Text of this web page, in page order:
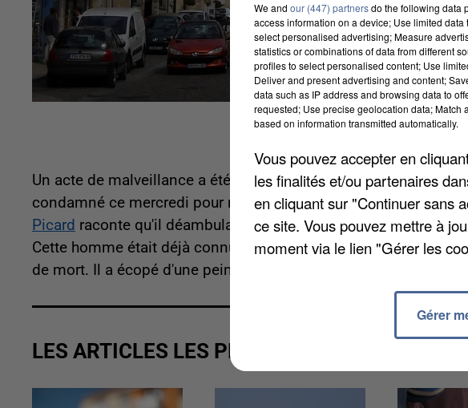
Un acte de malveillance a été perpétré à Clermont. Un homme
condamné ce mercredi pour menace de mort et port d'arme
Picard raconte qu'il déambulait dans les rues avec un couteau
Cette homme était déjà connu des services de police pour des
de mort. Il a écopé d'une peine de 6 mois de prison avec sursis.
LES ARTICLES LES PLUS VUS
We and our (447) partnersdo the following data
access information on a device; Use limited
select personalised advertising; Measure
statistics or combinations of data from different
profiles to select personalised content; Use
Deliver and present advertising and content;
data such as IP address and browsing data to
requested; Use precise geolocation data; Match
based on information transmitted automatically.
Vous pouvez accepter en
les finalités et/ou partenaires
en cliquant sur "Continuer sans
ce site. Vous pouvez mettre à
moment via le lien "Gérer les
Gérer